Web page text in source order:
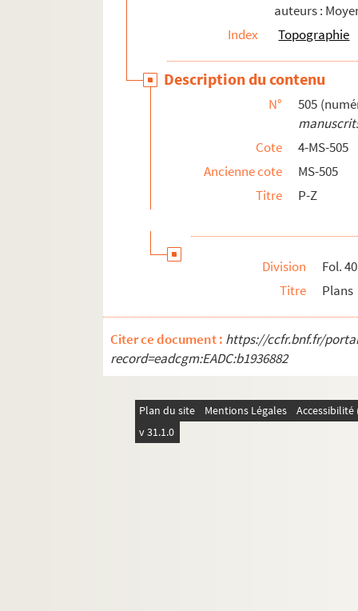
auteurs :
Index
Topographie
Description du contenu
N°
505
Cote
4-MS-505
Ancienne cote
MS-505
Titre
P-Z
Division
Fol. 40
Titre
Plans
Citer ce document : https://ccfr.bnf.fr/
record=eadcgm:EADC:b1936882
Plan du site Mentions Légales
v 31.1.0